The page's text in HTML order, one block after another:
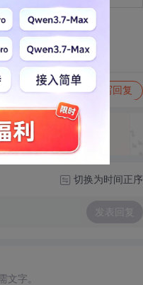
写回复
切换为时间正序
发表回复
字。